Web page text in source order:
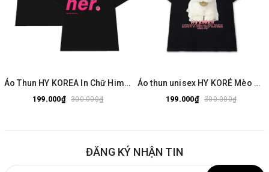
Áo Thun HY KOREA In Chữ Him Her Cotton 100% Co giãn 2 Chiều Phom Unisex Oversize 2522
199.000₫ 300.000₫
Áo thun unisex HY KORÉ Mèo Miyoni 1943 tay lỡ form rộng dễ thương Vải cotton 100%
199.000₫ 300.000₫
ĐĂNG KÝ NHẬN TIN